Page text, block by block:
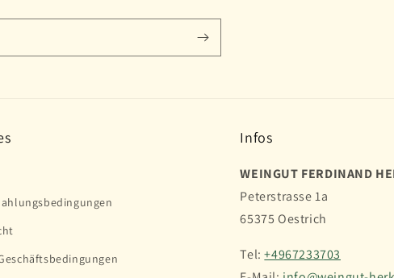
Infos
WEINGUT FERDINAND
Peterstrasse 1a
65375 Oestrich
Tel:+4967233703